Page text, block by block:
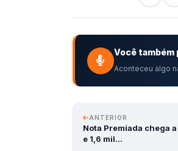
Você também
Aconteceu algo
ANTERIOR
Nota Premiada chega
e 1,6 mil…